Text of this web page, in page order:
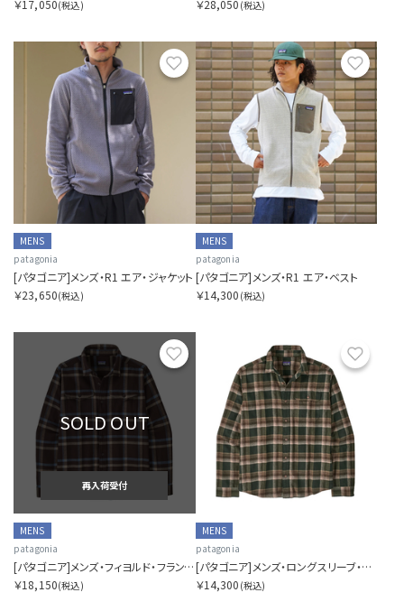
￥17,050(税込)
￥28,050 (税込)
お気に入り
MENS
patagonia
[パタゴニア]メンズ・R1 エア・ジャケット
￥23,650(税込)
お気
MENS
patagonia
[パタゴニア]メンズ・R1 エア・ベスト
￥14,300 (税込)
お気に入り
SOLD OUT
再入荷受付
MENS
patagonia
[パタゴニア]メンズ・フィヨルド・フランネル・シャツ
￥18,150(税込)
MENS
patagonia
[パタゴニア]メンズ・ロングスリーブ・ライトウェイト・フィヨルド・フランネル・シャツ
￥14,300 (税込)